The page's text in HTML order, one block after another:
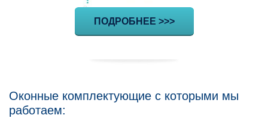
ПОДРОБНЕЕ >>>
Оконные комплектующие с которыми мы
работаем: